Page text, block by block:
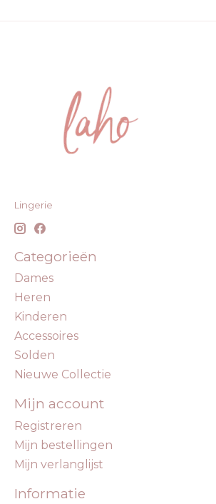
Lingerie
Categorieën
Dames
Heren
Kinderen
Accessoires
Solden
Nieuwe Collectie
Mijn account
Registreren
Mijn bestellingen
Mijn verlanglijst
Informatie